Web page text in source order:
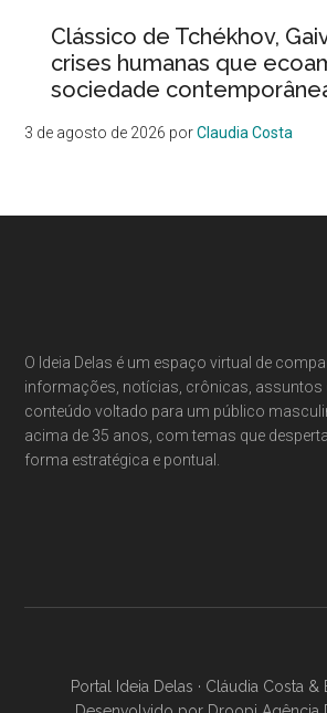
Clássico de Tchékhov,
crises humanas que
sociedade
3 de agosto de 2026 porClaudia Costa
O Ideia Delas é um espaço virtual de
informações, notícias, crônicas, assuntos
conteúdo voltado para um público
acima de 35 anos, com temas que
forma estratégica e pontual.
Portal Ideia Delas · Cláudia Costa &